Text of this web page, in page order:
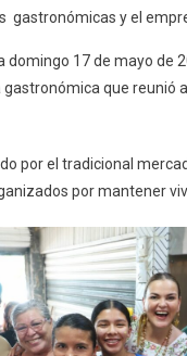
gastronómicas y el
domingo 17 de mayo de
que reunió
por el tradicional
por mantener